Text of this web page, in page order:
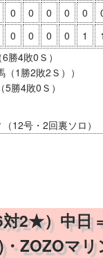
0 0 0 0 0
0 0 0 0 1 1
勝4敗0Ｓ）
（1勝2敗2Ｓ））
勝4敗0Ｓ）
12号・2回裏ソロ）
2★）中日
ZOZOマ